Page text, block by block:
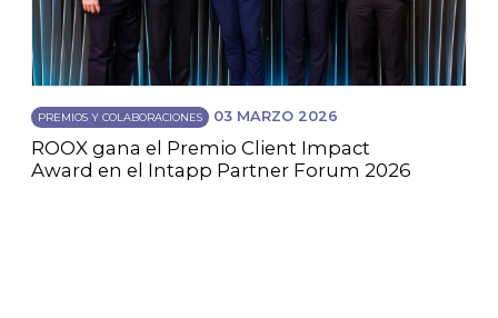
PREMIOS Y COLABORACIONES 03 MARZO 2026
ROOX gana el Premio Client Impact
Award en el Intapp Partner Forum 2026